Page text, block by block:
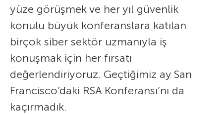
yüze görüşmek ve her yıl güvenlik
konulu büyük konferanslara katılan
birçok siber sektör uzmanıyla iş
konuşmak için her fırsatı
değerlendiriyoruz. Geçtiğimiz ay San
Francisco’daki RSA Konferansı’nı da
kaçırmadık.